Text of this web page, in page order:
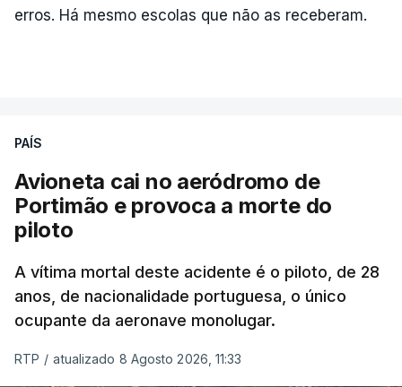
erros. Há mesmo escolas que não as receberam.
PAÍS
Avioneta cai no aeródromo de
Portimão e provoca a morte do
piloto
A vítima mortal deste acidente é o piloto, de 28
anos, de nacionalidade portuguesa, o único
ocupante da aeronave monolugar.
RTP / atualizado 8 Agosto 2026, 11:33